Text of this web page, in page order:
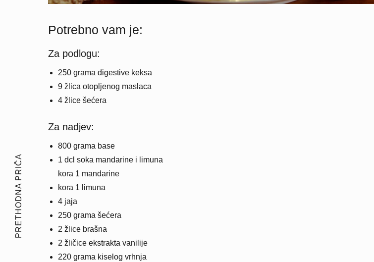
PRETHODNA PRIČA
Potrebno vam je:
Za podlogu:
250 grama digestive keksa
9 žlica otopljenog maslaca
4 žlice šećera
Za nadjev:
800 grama base
1 dcl soka mandarine i limuna
kora 1 mandarine
kora 1 limuna
4 jaja
250 grama šećera
2 žlice brašna
2 žličice ekstrakta vanilije
220 grama kiselog vrhnja